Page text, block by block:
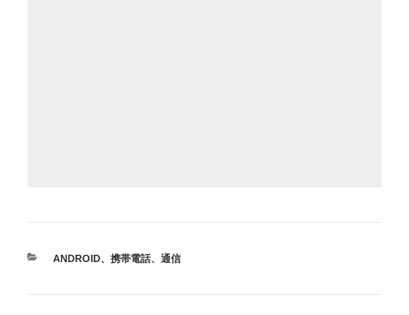
カ
ANDROID、 携帯電話、 通信